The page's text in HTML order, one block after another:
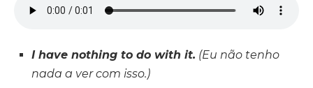
I have nothing to do with it. (Eu não tenho
nada a ver com isso.)